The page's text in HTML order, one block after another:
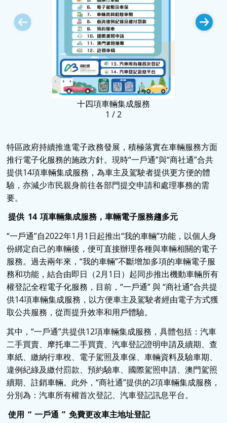
十四項車輛集成服務
1 /2
特區政府持續推進電子政務發展，積極落實在車輛服務方面
推行電子化服務的施政方針。現時“一戶通”與“商社通”合共
提供14項車輛集成服務，為車主及駕駛者提供更方便的體
驗，亦減少市民親身前往各部門提交申請和處理事務的需
要。
提供 14 項車輛集成服務，車輛電子服務趨多元
“一戶通”自2022年1月1日起推出“我的車輛”功能，以個人身
份綁定自己的車輛後，便可直接辦理各種與車輛相關的電子
服務。過去兩年來，“我的車輛”不斷增加多項的車輛電子服
務和功能，結合由即日（2月1日）起同步推出機動車輛所有
權登記全程電子化服務，目前，“一戶通” 與 “商社通”合共提
供14項車輛集成服務，以方便車主及駕駛者經由電子方式獲
取公共服務，從而提升效率和用戶體驗。
其中，“一戶通”共提供12項車輛集成服務，具體包括：汽車
二手買賣、摩托車二手買賣、汽車登記證明申請及續期、查
車紙、繳納行車稅、電子駕照及車保、車輛資料及驗車期、
違例紀綠及繳付罰款、預約驗車、國際駕照申請、澳門駕照
續期、註銷車輛。此外，“商社通”提供的2項車輛集成服務，
分別為：汽車所有權首次登記、汽車登記訊息平台。
使用 “ 一戶通 ” 免費更改車主地址登記